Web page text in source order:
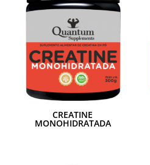
CREATINE
MONOHIDRATADA